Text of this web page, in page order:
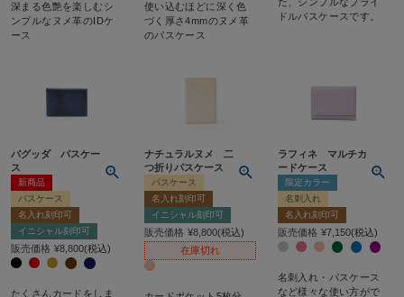
深まる色艶を楽しむシ
ンプルなヌメ革のIDケ
ース
使い込むほどに深く色
づく厚さ4mmのヌメ革
のパスケース
ドルパスケースです。
バグッダ パスケー
ス
新商品
パスケース
名入れ刻印可
イニシャル刻印可
販売価格 ¥8,800 税込
たくさんカードをしま
ナチュラルヌメ 二
つ折りパスケース
パスケース
名入れ刻印可
イニシャル刻印可
販売価格 ¥8,800 税込
在庫切れ
ラフィネ マルチカ
ードケース
限定カラー
名刺入れ
名入れ刻印可
販売価格 ¥7,150 税込
名刺入れ・パスケース
など様々な使い方がで